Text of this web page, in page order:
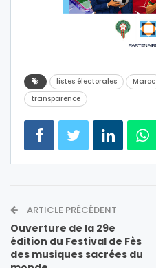
listes électorales Maroc
transparence
ARTICLE PRÉCÉDENT
Ouverture de la 29e
édition du Festival de Fès
des musiques sacrées du